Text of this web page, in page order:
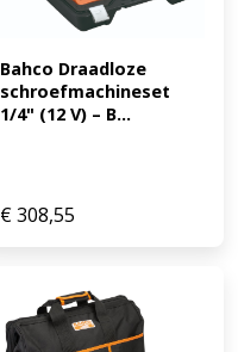
Bahco Draadloze
schroefmachineset
1/4" (12 V) – B...
€308,55